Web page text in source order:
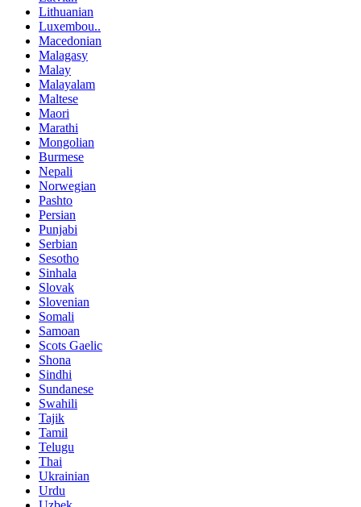
Lithuanian
Luxembou..
Macedonian
Malagasy
Malay
Malayalam
Maltese
Maori
Marathi
Mongolian
Burmese
Nepali
Norwegian
Pashto
Persian
Punjabi
Serbian
Sesotho
Sinhala
Slovak
Slovenian
Somali
Samoan
Scots Gaelic
Shona
Sindhi
Sundanese
Swahili
Tajik
Tamil
Telugu
Thai
Ukrainian
Urdu